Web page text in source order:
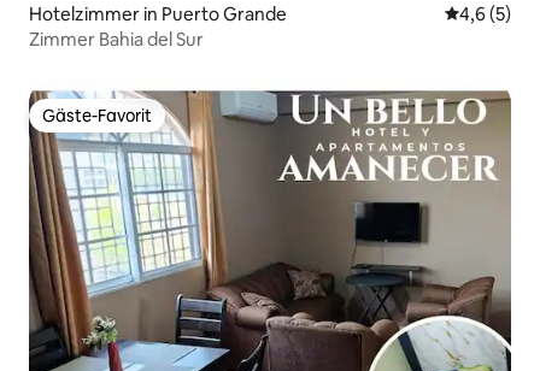
Hotelzimmer in Puerto Grande
4,6 (5)
Zimmer Bahia del Sur
Gäste-Favorit
Gäste-Favorit